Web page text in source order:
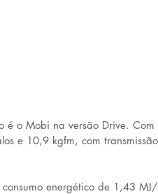
o Mobi na versão Drive. Com
e 10,9 kgfm, com
energético de 1,43 MJ/